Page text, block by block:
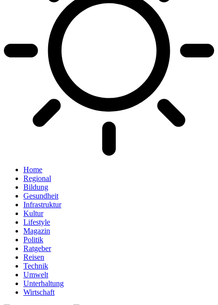
Home
Regional
Bildung
Gesundheit
Infrastruktur
Kultur
Lifestyle
Magazin
Politik
Ratgeber
Reisen
Technik
Umwelt
Unterhaltung
Wirtschaft